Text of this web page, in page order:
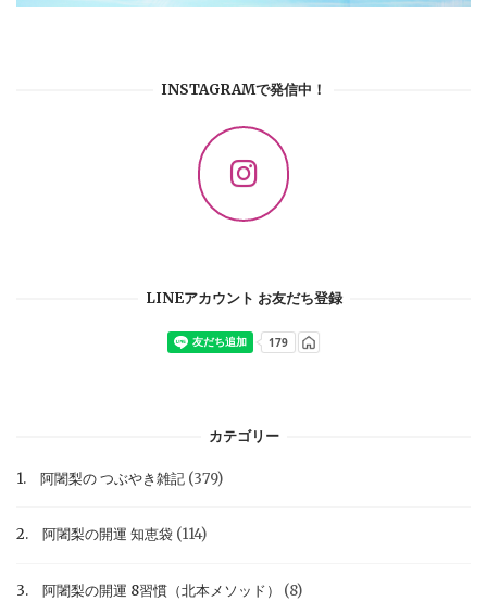
INSTAGRAMで発信中！
LINEアカウント お友だち登録
カテゴリー
1. 阿闍梨の つぶやき雑記 (379)
2. 阿闍梨の開運 知恵袋 (114)
3. 阿闍梨の開運 8習慣（北本メソッド） (8)